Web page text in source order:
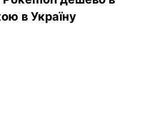
в Україну